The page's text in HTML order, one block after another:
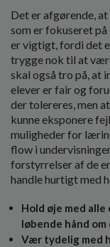
Det er afgørende,
som er fokuseret
er vigtigt, fordi det
trygge nok til at
skal også tro på, at
elever er fair og
der tolereres, men
kunne eksponere
muligheder for
flow i
forstyrrelser af de
handle hurtigt med
Hold øje med
løbende hånd
Vær tydelig med